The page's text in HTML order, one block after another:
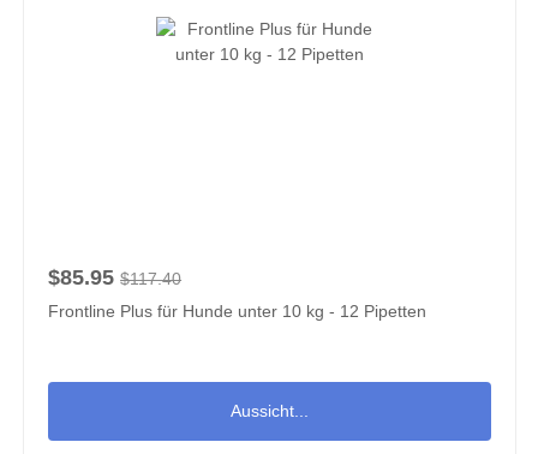
$85.95 $117.40
Frontline Plus für Hunde unter 10 kg - 12 Pipetten
Aussicht...